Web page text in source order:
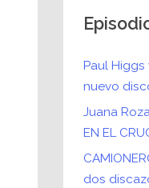
Paul Higgs
nuevo
Juana
EN EL
dos